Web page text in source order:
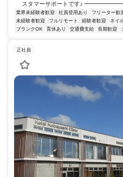
スタマーサポートです♪
業界未経験者歓迎 社員登用あり フリーター歓
未経験者歓迎
フルリモート 経験者歓迎 ネイ
ブランクOK
育休あり 交通費支給 長期歓迎
正社員